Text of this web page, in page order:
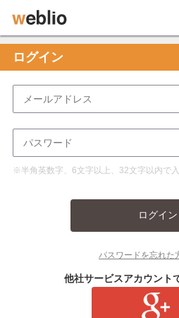
ログイン
※半角英数字、6文字以上、32文字以内で
ログイン
パスワードを忘れた
他社サービスアカウント